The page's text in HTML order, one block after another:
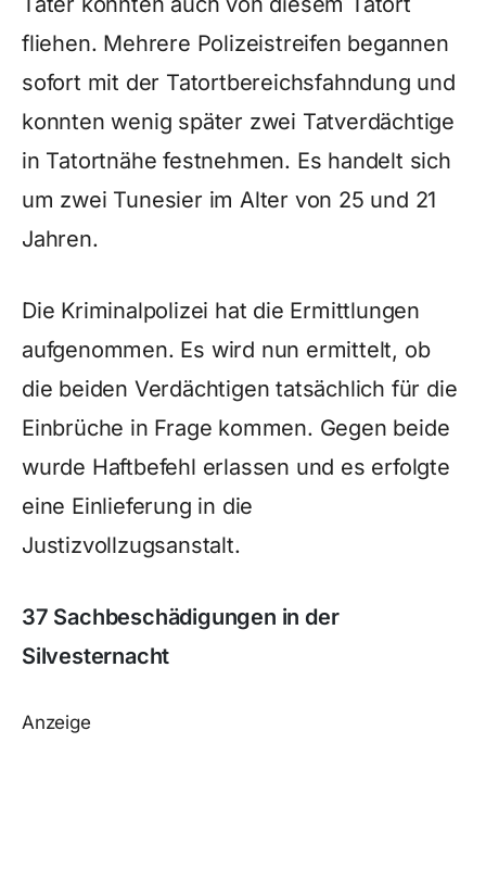
fliehen. Mehrere Polizeistreifen begannen
sofort mit der Tatortbereichsfahndung und
konnten wenig später zwei Tatverdächtige
in Tatortnähe festnehmen. Es handelt sich
um zwei Tunesier im Alter von 25 und 21
Jahren.
Die Kriminalpolizei hat die Ermittlungen
aufgenommen. Es wird nun ermittelt, ob
die beiden Verdächtigen tatsächlich für die
Einbrüche in Frage kommen. Gegen beide
wurde Haftbefehl erlassen und es erfolgte
eine Einlieferung in die
Justizvollzugsanstalt.
37 Sachbeschädigungen in der
Silvesternacht
Anzeige